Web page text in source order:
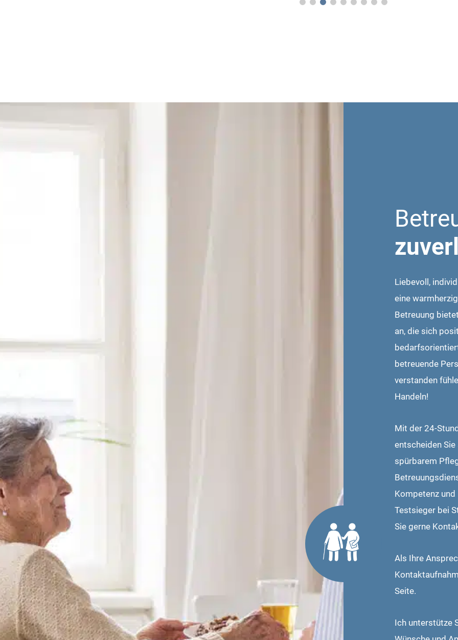
Liebevoll,
eine
Betreuung
an, die sich
betreuende
verstanden
Handeln!
Mit der 24-
entscheiden
spürbarem
Kompetenz und
Testsieger bei
Sie gerne
Als Ihre
Seite.
Ich unterstütze